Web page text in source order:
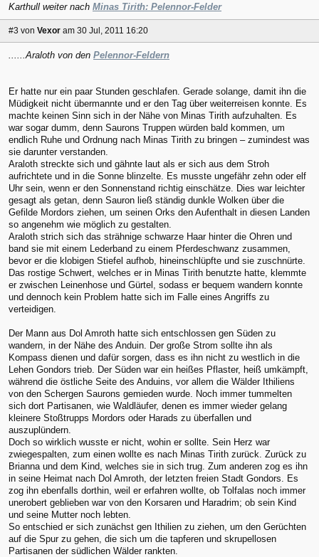
Karthull weiter nach Minas Tirith: Pelennor-Felder
#3 von Vexor am 30 Jul, 2011 16:20
......Araloth von den Pelennor-Feldern
Er hatte nur ein paar Stunden geschlafen. Gerade solange, damit ihn die
Müdigkeit nicht übermannte und er den Tag über weiterreisen konnte. Es
machte keinen Sinn sich in der Nähe von Minas Tirith aufzuhalten. Es
war sogar dumm, denn Saurons Truppen würden bald kommen, um
endlich Ruhe und Ordnung nach Minas Tirith zu bringen – zumindest was
sie darunter verstanden.
Araloth streckte sich und gähnte laut als er sich aus dem Stroh
aufrichtete und in die Sonne blinzelte. Es musste ungefähr zehn oder elf
Uhr sein, wenn er den Sonnenstand richtig einschätze. Dies war leichter
gesagt als getan, denn Sauron ließ ständig dunkle Wolken über die
Gefilde Mordors ziehen, um seinen Orks den Aufenthalt in diesen Landen
so angenehm wie möglich zu gestalten.
Araloth strich sich das strähnige schwarze Haar hinter die Ohren und
band sie mit einem Lederband zu einem Pferdeschwanz zusammen,
bevor er die klobigen Stiefel aufhob, hineinschlüpfte und sie zuschnürte.
Das rostige Schwert, welches er in Minas Tirith benutzte hatte, klemmte
er zwischen Leinenhose und Gürtel, sodass er bequem wandern konnte
und dennoch kein Problem hatte sich im Falle eines Angriffs zu
verteidigen.
Der Mann aus Dol Amroth hatte sich entschlossen gen Süden zu
wandern, in der Nähe des Anduin. Der große Strom sollte ihn als
Kompass dienen und dafür sorgen, dass es ihn nicht zu westlich in die
Lehen Gondors trieb. Der Süden war ein heißes Pflaster, heiß umkämpft,
während die östliche Seite des Anduins, vor allem die Wälder Ithiliens
von den Schergen Saurons gemieden wurde. Noch immer tummelten
sich dort Partisanen, wie Waldläufer, denen es immer wieder gelang
kleinere Stoßtrupps Mordors oder Harads zu überfallen und
auszuplündern.
Doch so wirklich wusste er nicht, wohin er sollte. Sein Herz war
zwiegespalten, zum einen wollte es nach Minas Tirith zurück. Zurück zu
Brianna und dem Kind, welches sie in sich trug. Zum anderen zog es ihn
in seine Heimat nach Dol Amroth, der letzten freien Stadt Gondors. Es
zog ihn ebenfalls dorthin, weil er erfahren wollte, ob Tolfalas noch immer
unerobert geblieben war von den Korsaren und Haradrim; ob sein Kind
und seine Mutter noch lebten.
So entschied er sich zunächst gen Ithilien zu ziehen, um den Gerüchten
auf die Spur zu gehen, die sich um die tapferen und skrupellosen
Partisanen der südlichen Wälder rankten.